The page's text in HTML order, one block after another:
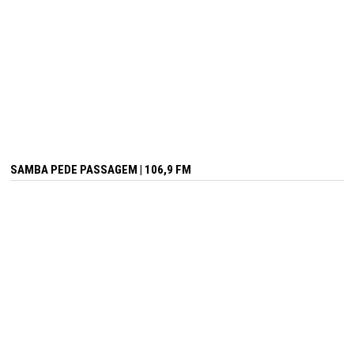
SAMBA PEDE PASSAGEM | 106,9 FM